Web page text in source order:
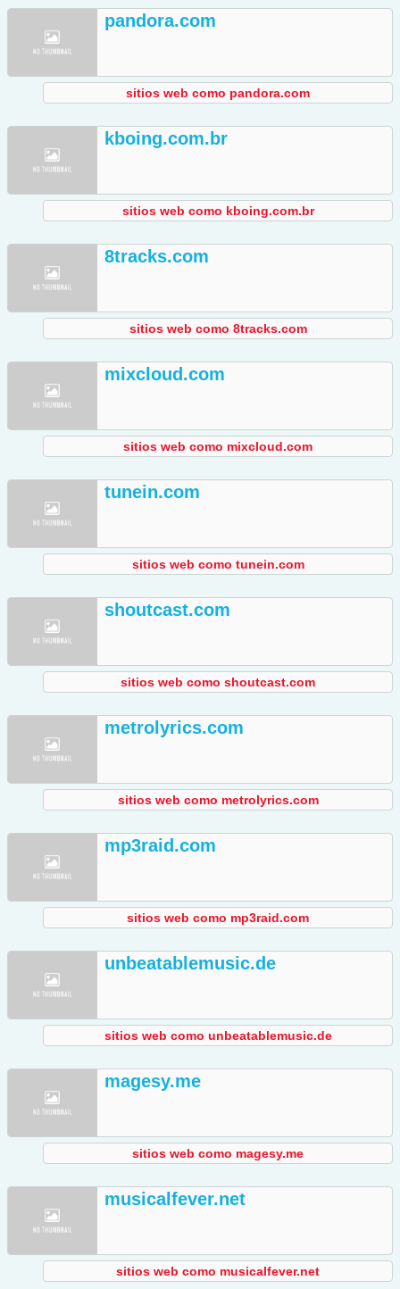
pandora.com
sitios web como pandora.com
kboing.com.br
sitios web como kboing.com.br
8tracks.com
sitios web como 8tracks.com
mixcloud.com
sitios web como mixcloud.com
tunein.com
sitios web como tunein.com
shoutcast.com
sitios web como shoutcast.com
metrolyrics.com
sitios web como metrolyrics.com
mp3raid.com
sitios web como mp3raid.com
unbeatablemusic.de
sitios web como unbeatablemusic.de
magesy.me
sitios web como magesy.me
musicalfever.net
sitios web como musicalfever.net